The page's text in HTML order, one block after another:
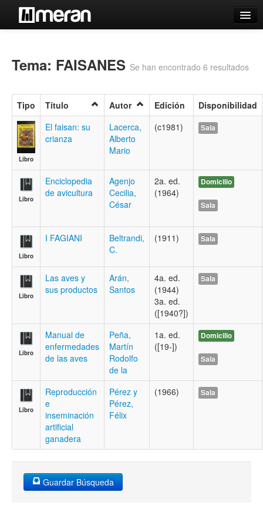
Búsqueda Avanzada
Contacto
Iniciar sesión
Tema: FAISANES Se han encontrado 6 resultados
Tipo Título Autor Edición Disponibilidad
Libro
El faisan: su
crianza
Lacerca,
Alberto
Mario
(c1981) Sala
Libro
Enciclopedia
de avicultura
Agenjo
Cecilia,
César
2a. ed.
(1964)
Domicilio
Sala
Libro
I FAGIANI
Beltrandi,
C.
(1911) Sala
Libro
Las aves y
sus productos
Arán,
Santos
4a. ed.
(1944)
3a. ed.
([1940?])
Sala
Libro
Manual de
enfermedades
de las aves
Peña,
Martín
Rodolfo
de la
1a. ed.
([19-])
Domicilio
Sala
Libro
Reproducción
e
inseminación
artificial
ganadera
Pérez y
Pérez,
Félix
(1966) Sala
Guardar Búsqueda